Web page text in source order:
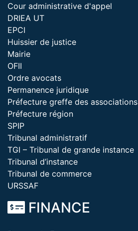
Cour administrative d'appel
DRIEA UT
EPCI
Huissier de justice
Mairie
OFII
Ordre avocats
Permanence juridique
Préfecture greffe des associations
Préfecture région
SPIP
Tribunal administratif
TGI – Tribunal de grande instance
Tribunal d’instance
Tribunal de commerce
URSSAF
FINANCE